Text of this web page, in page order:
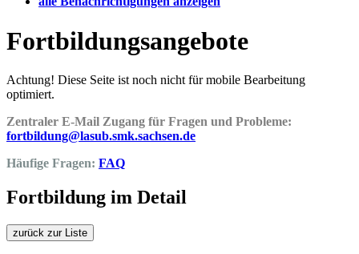
Fortbildungsangebote
Achtung! Diese Seite ist noch nicht für mobile Bearbeitung
optimiert.
Zentraler E-Mail Zugang für Fragen und Probleme:
fortbildung@lasub.smk.sachsen.de
Häufige Fragen: FAQ
Fortbildung im Detail
zurück zur Liste